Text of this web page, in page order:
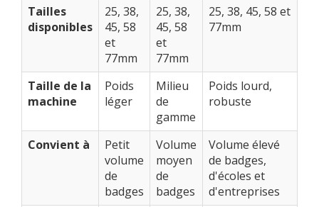
Tailles
disponibles
25, 38,
45, 58
et
77mm
25, 38,
45, 58
et
77mm
25, 38, 45, 58 et
77mm
Taille de la
machine
Poids
léger
Milieu
de
gamme
Poids lourd,
robuste
Convient à
Petit
volume
de
badges
Volume
moyen
de
badges
Volume élevé
de badges,
d'écoles et
d'entreprises